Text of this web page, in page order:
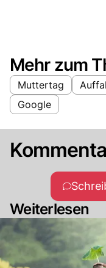
Mehr zum
Muttertag
Google
Weiterlesen